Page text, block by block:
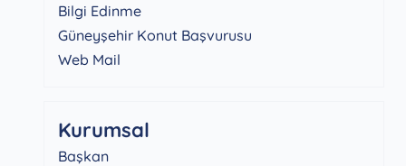
Bilgi Edinme
Güneyşehir Konut Başvurusu
Web Mail
Kurumsal
Başkan